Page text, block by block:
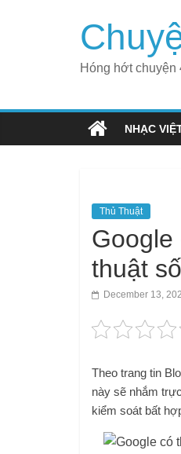
Hóng hớt chuyện
NHẠC
Thủ Thuật
Google
thuật số
December 13,
Theo trang tin
này sẽ nhắm
kiểm soát bất